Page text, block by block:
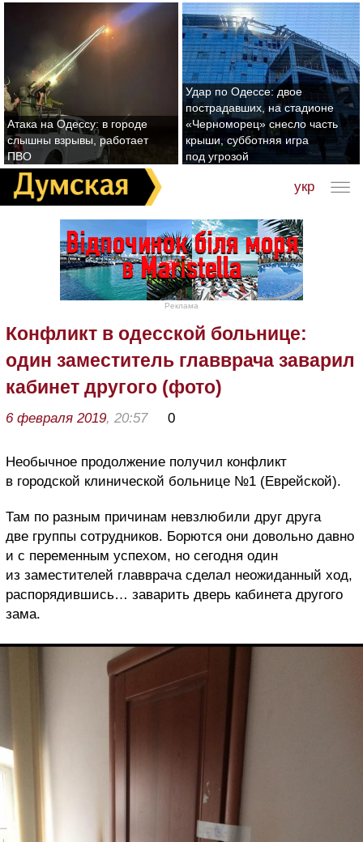
Атака на Одессу: в городе
слышны взрывы, работает
ПВО
Удар по Одессе: двое
пострадавших, на стадионе
«Черноморец» снесло часть
крыши, субботняя игра
под угрозой
укр
Реклама
Конфликт в одесской больнице:
один заместитель главврача заварил
кабинет другого (фото)
6 февраля 2019, 20:57 0
Необычное продолжение получил конфликт
в городской клинической больнице №1 (Еврейской).
Там по разным причинам невзлюбили друг друга
две группы сотрудников. Борются они довольно давно
и с переменным успехом, но сегодня один
из заместителей главврача сделал неожиданный ход,
распорядившись… заварить дверь кабинета другого
зама.